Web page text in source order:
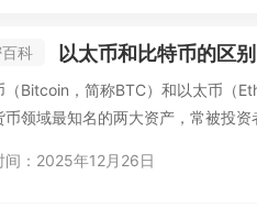
科 以太币和比特币的区
（Bitcoin，简称BTC）和以太币（
币领域最知名的两大资产，常被投
间：2025年12月26日